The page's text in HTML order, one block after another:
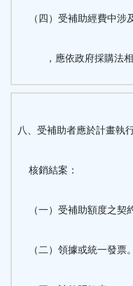
（四）受補助經費中涉
，應依政府採購法相
八、受補助者應於計畫執
核銷結案：
（一）受補助額度之契
（二）領據或統一發票。